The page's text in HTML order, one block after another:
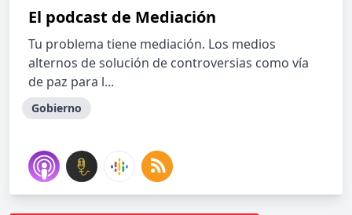
El podcast de Mediación
Tu problema tiene mediación. Los medios
alternos de solución de controversias como vía
de paz para l...
Gobierno